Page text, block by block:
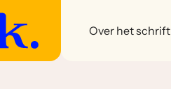
Over het schrift